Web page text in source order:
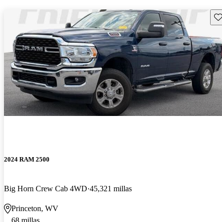
2024 RAM 2500
Big Horn Crew Cab 4WD 45,321 millas
Princeton, WV